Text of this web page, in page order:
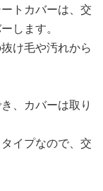
トカバーは、交
します。
け毛や汚れから
、カバーは取り
イプなので、交